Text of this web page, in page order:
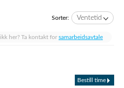
Sorter: Ventetid
her? Ta kontakt for samarbeidsavtale
Bestill time